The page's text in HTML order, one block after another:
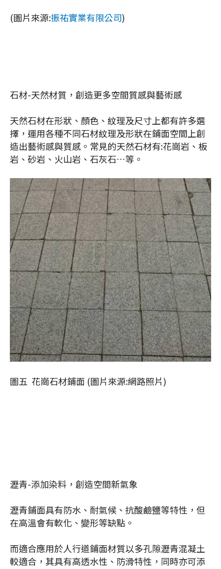
(圖片來源:振祐實業有限公司)
石材-天然材質，創造更多空間質感與藝術感
天然石材在形狀、顏色、紋理及尺寸上都有許多選
擇，運用各種不同石材紋理及形狀在鋪面空間上創
造出藝術感與質感。常見的天然石材有:花崗岩、板
岩、砂岩、火山岩、石灰石…等。
圖五 花崗石材鋪面 (圖片來源:網路照片)
瀝青-添加染料，創造空間新氣象
瀝青鋪面具有防水、耐氣候、抗酸鹼鹽等特性，但
在高溫會有軟化、變形等缺點。
而適合應用於人行道鋪面材質以多孔隙瀝青混凝土
較適合，其具有高透水性、防滑特性，同時亦可添